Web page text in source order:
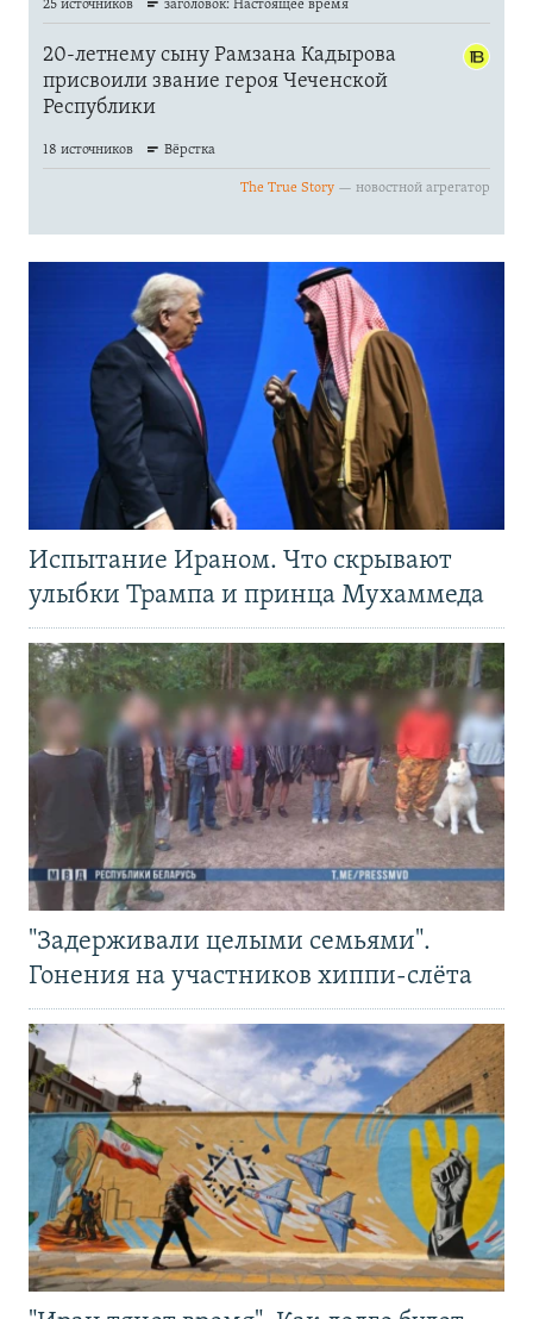
Испытание Ираном. Что скрывают
улыбки Трампа и принца Мухаммеда
"Задерживали целыми семьями".
Гонения на участников хиппи-слёта